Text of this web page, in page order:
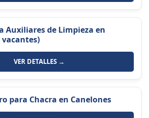
Auxiliares de Limpieza en
VER DETALLES →
para Chacra en Canelones